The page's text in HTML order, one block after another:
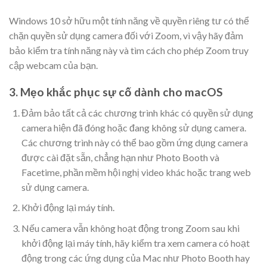
Windows 10 sở hữu một tính năng về quyền riêng tư có thể
chặn quyền sử dụng camera đối với Zoom, vì vậy hãy đảm
bảo kiểm tra tính năng này và tìm cách cho phép Zoom truy
cập webcam của bạn.
3. Mẹo khắc phục sự cố dành cho macOS
Đảm bảo tất cả các chương trình khác có quyền sử dụng
camera hiện đã đóng hoặc đang không sử dụng camera.
Các chương trình này có thể bao gồm ứng dụng camera
được cài đặt sẵn, chẳng hạn như Photo Booth và
Facetime, phần mềm hội nghị video khác hoặc trang web
sử dụng camera.
Khởi động lại máy tính.
Nếu camera vẫn không hoạt động trong Zoom sau khi
khởi động lại máy tính, hãy kiểm tra xem camera có hoạt
động trong các ứng dụng của Mac như Photo Booth hay